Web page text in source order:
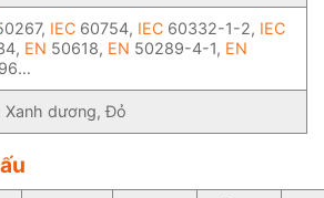
IEC 60754, IEC 60332-1-2, IEC
EN 50618, EN 50289-4-1, EN
Xanh dương, Đỏ